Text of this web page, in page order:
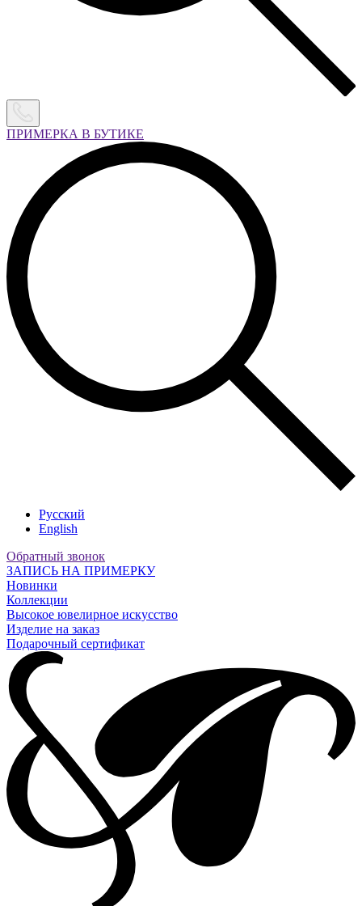
ПРИМЕРКА В БУТИКЕ
Русский
English
Обратный звонок
ЗАПИСЬ НА ПРИМЕРКУ
Новинки
Коллекции
Высокое ювелирное искусство
Изделие на заказ
Подарочный сертификат